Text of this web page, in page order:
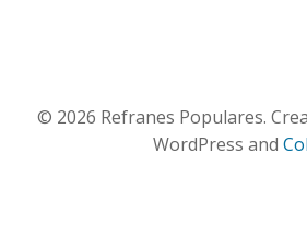
© 2026 Refranes Populares.
WordPress and